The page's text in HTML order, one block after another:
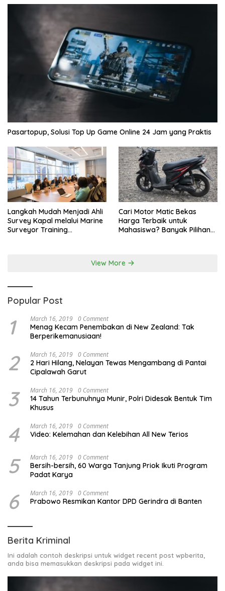
Pasartopup, Solusi Top Up Game Online 24 Jam yang Praktis
Langkah Mudah Menjadi Ahli
Survey Kapal melalui Marine
Surveyor Training
Cari Motor Matic Bekas
Harga Terbaik untuk
Mahasiswa? Banyak Pilihan
View More
Popular Post
1 March 16, 2019 0 Comment
Menag Kecam Penembakan di New Zealand: Tak
Berperikemanusiaan!
2 March 16, 2019 0 Comment
2 Hari Hilang, Nelayan Tewas Mengambang di Pantai
Cipalawah Garut
3 March 16, 2019 0 Comment
14 Tahun Terbunuhnya Munir, Polri Didesak Bentuk Tim
Khusus
4 March 16, 2019 0 Comment
Video: Kelemahan dan Kelebihan All New Terios
5 March 16, 2019 0 Comment
Bersih-bersih, 60 Warga Tanjung Priok Ikuti Program
Padat Karya
6 March 16, 2019 0 Comment
Prabowo Resmikan Kantor DPD Gerindra di Banten
Berita Kriminal
Ini adalah contoh deskripsi untuk widget recent post wpberita,
anda bisa memasukkan deskripsi pada widget ini.